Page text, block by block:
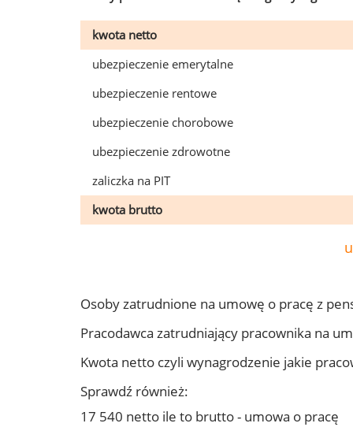
kwota netto
ubezpieczenie emerytalne
ubezpieczenie rentowe
ubezpieczenie chorobowe
ubezpieczenie zdrowotne
zaliczka na PIT
kwota brutto
Osoby zatrudnione na umowę o pracę z
Pracodawca zatrudniający pracownika na
Kwota netto czyli wynagrodzenie jakie
Sprawdź również:
17 540 netto ile to brutto - umowa o pracę